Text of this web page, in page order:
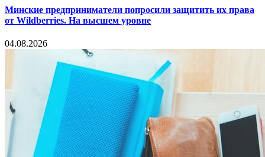
Минские предприниматели попросили защитить их права
от Wildberries. На высшем уровне
04.08.2026